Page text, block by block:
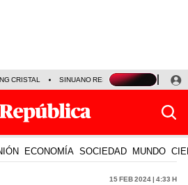
CRISTAL SINUANO RESULTADOS HOY
ECONOMÍA SOCIEDAD MUNDO
15 Feb 2024 | 4:33 h